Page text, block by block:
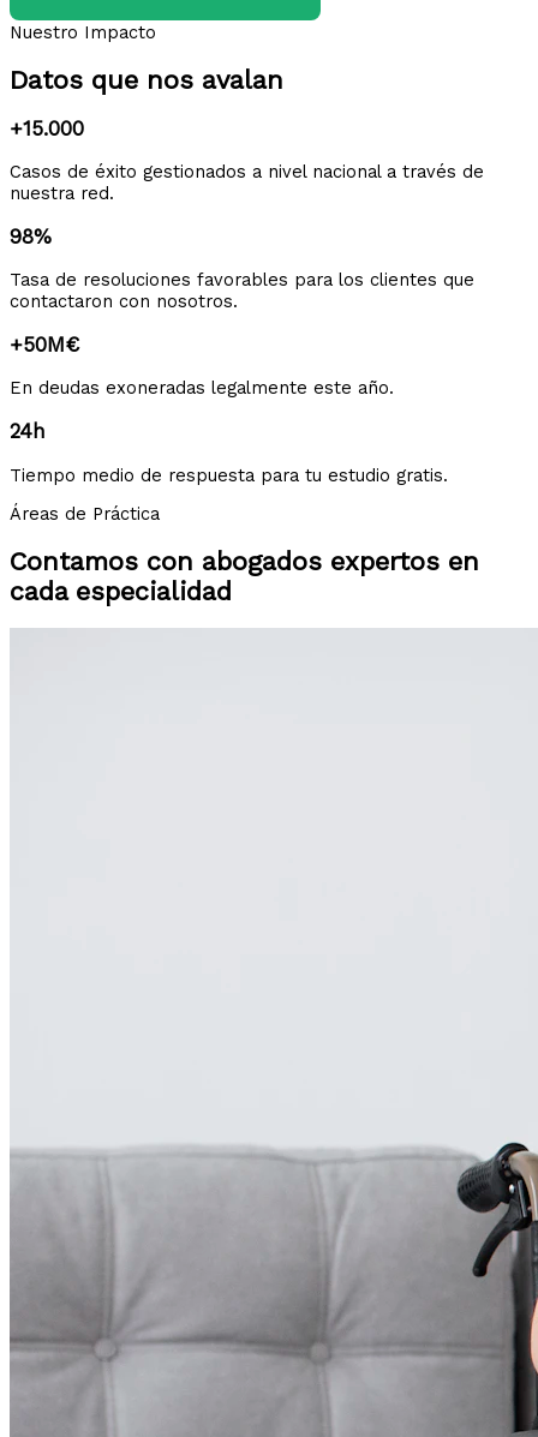
Nuestro Impacto
Datos que nos avalan
+15.000
Casos de éxito gestionados a nivel nacional a través de
nuestra red.
98%
Tasa de resoluciones favorables para los clientes que
contactaron con nosotros.
+50M€
En deudas exoneradas legalmente este año.
24h
Tiempo medio de respuesta para tu estudio gratis.
Áreas de Práctica
Contamos con abogados expertos en
cada especialidad